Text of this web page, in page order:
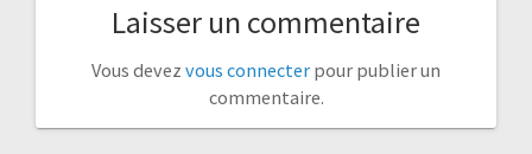
Laisser un commentaire
Vous devez vous connecter pour publier un
commentaire.